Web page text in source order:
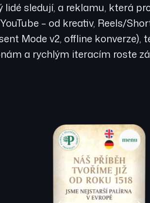
lidé sledují, a reklamu, která
– od kreativ, Reels/
Mode v2, offline
a rychlým iteracím roste